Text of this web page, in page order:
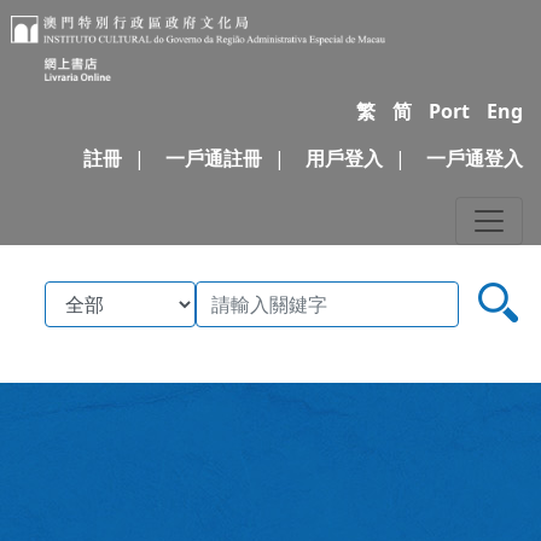
繁 简 Port
Eng
註冊
| 一戶通註冊 | 用戶登入 | 一戶通登入